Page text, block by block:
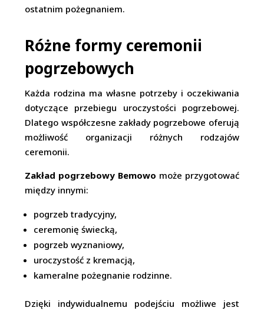
ostatnim pożegnaniem.
Różne formy ceremonii
pogrzebowych
Każda rodzina ma własne potrzeby i oczekiwania
dotyczące przebiegu uroczystości pogrzebowej.
Dlatego współczesne zakłady pogrzebowe oferują
możliwość organizacji różnych rodzajów
ceremonii.
Zakład pogrzebowy Bemowo może przygotować
między innymi:
pogrzeb tradycyjny,
ceremonię świecką,
pogrzeb wyznaniowy,
uroczystość z kremacją,
kameralne pożegnanie rodzinne.
Dzięki indywidualnemu podejściu możliwe jest